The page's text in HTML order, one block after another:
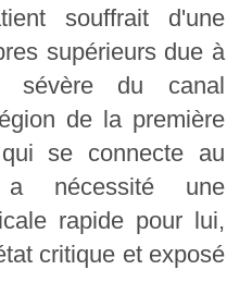
souffrait d'une
supérieurs due à
sévère du canal
de la première
se connecte au
nécessité une
rapide pour lui,
critique et exposé